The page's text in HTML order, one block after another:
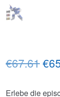
€67.61
Erlebe die